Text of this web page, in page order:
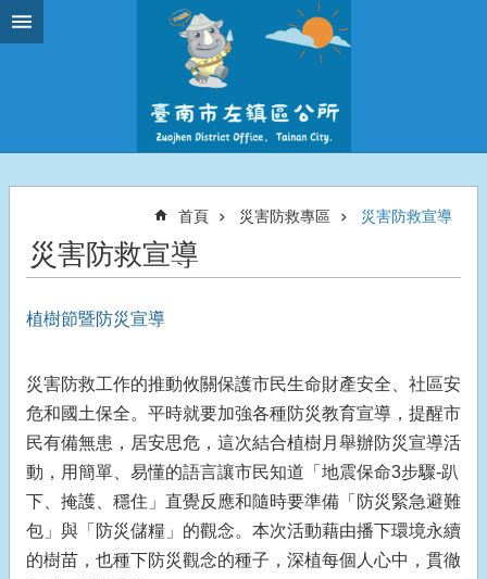
跳到主要內容區塊
首頁 災害防救專區 災害防救宣導
災害防救宣導
植樹節暨防災宣導
災害防救工作的推動攸關保護市民生命財產安全、社區安
危和國土保全。平時就要加強各種防災教育宣導，提醒市
民有備無患，居安思危，這次結合植樹月舉辦防災宣導活
動，用簡單、易懂的語言讓市民知道「地震保命3步驟-趴
下、掩護、穩住」直覺反應和隨時要準備「防災緊急避難
包」與「防災儲糧」的觀念。本次活動藉由播下環境永續
的樹苗，也種下防災觀念的種子，深植每個人心中，貫徹